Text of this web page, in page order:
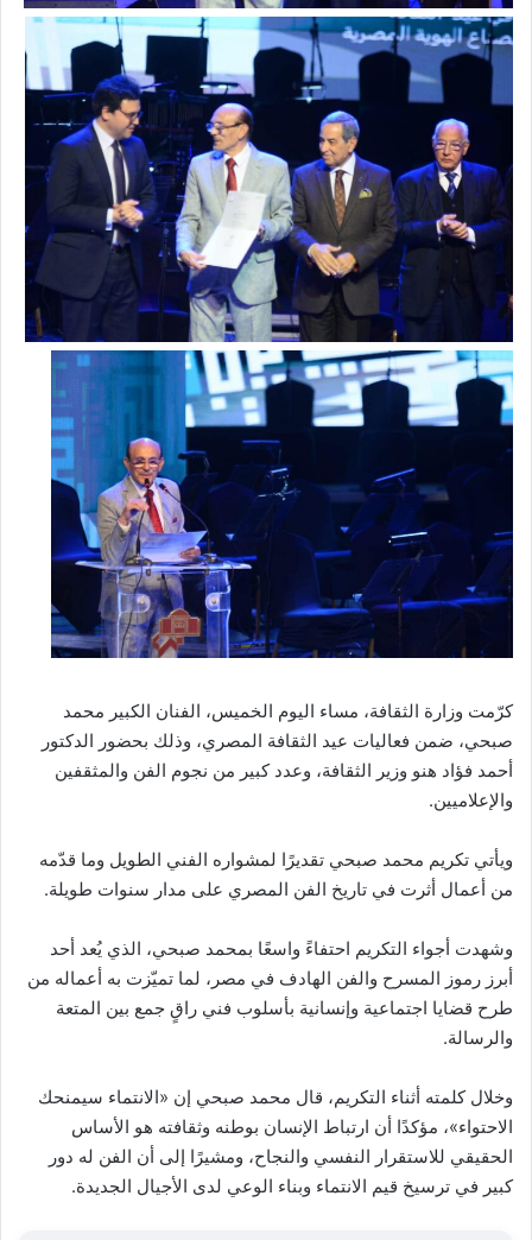
كرّمت وزارة الثقافة، مساء اليوم الخميس، الفنان الكبير محمد
صبحي، ضمن فعاليات عيد الثقافة المصري، وذلك بحضور الدكتور
أحمد فؤاد هنو وزير الثقافة، وعدد كبير من نجوم الفن والمثقفين
والإعلاميين.
ويأتي تكريم محمد صبحي تقديرًا لمشواره الفني الطويل وما قدّمه
من أعمال أثرت في تاريخ الفن المصري على مدار سنوات طويلة.
وشهدت أجواء التكريم احتفاءً واسعًا بمحمد صبحي، الذي يُعد أحد
أبرز رموز المسرح والفن الهادف في مصر، لما تميّزت به أعماله من
طرح قضايا اجتماعية وإنسانية بأسلوب فني راقٍ جمع بين المتعة
والرسالة.
وخلال كلمته أثناء التكريم، قال محمد صبحي إن «الانتماء سيمنحك
الاحتواء»، مؤكدًا أن ارتباط الإنسان بوطنه وثقافته هو الأساس
الحقيقي للاستقرار النفسي والنجاح، ومشيرًا إلى أن الفن له دور
كبير في ترسيخ قيم الانتماء وبناء الوعي لدى الأجيال الجديدة.